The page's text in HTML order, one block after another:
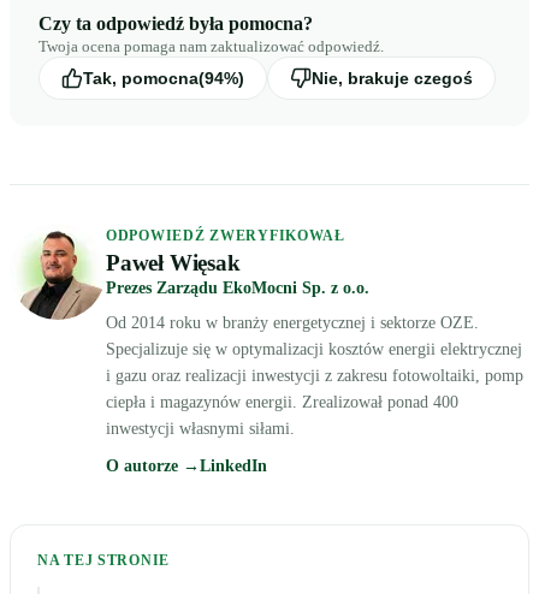
Czy ta odpowiedź była pomocna?
Twoja ocena pomaga nam zaktualizować odpowiedź.
Tak, pomocna(94%) Nie, brakuje czegoś
ODPOWIEDŹ ZWERYFIKOWAŁ
Paweł Więsak
Prezes Zarządu EkoMocni Sp. z o.o.
Od 2014 roku w branży energetycznej i sektorze OZE.
Specjalizuje się w optymalizacji kosztów energii elektrycznej
i gazu oraz realizacji inwestycji z zakresu fotowoltaiki, pomp
ciepła i magazynów energii. Zrealizował ponad 400
inwestycji własnymi siłami.
O autorze → LinkedIn
NA TEJ STRONIE